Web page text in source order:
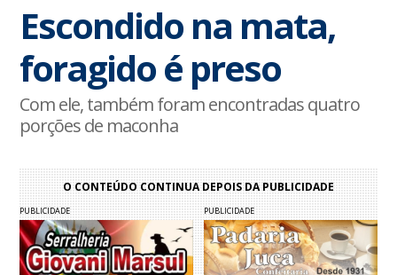
Escondido na mata,
foragido é preso
Com ele, também foram encontradas quatro
porções de maconha
O CONTEÚDO CONTINUA DEPOIS DA PUBLICIDADE
PUBLICIDADE PUBLICIDADE